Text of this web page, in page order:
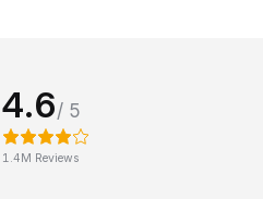
4.6/ 5
1.4M Reviews